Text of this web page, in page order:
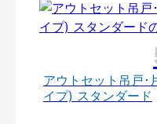
アウトセット吊戸･
イプ) スタンダード